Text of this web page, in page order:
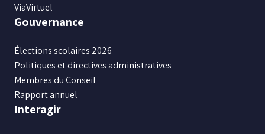
ViaVirtuel
Gouvernance
Élections scolaires 2026
Politiques et directives administratives
Membres du Conseil
Rapport annuel
Interagir